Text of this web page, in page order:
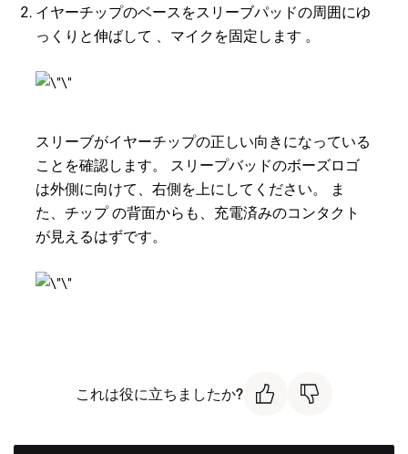
イヤーチップのベースをスリーブパッドの周囲にゆ
っくりと伸ばして 、マイクを固定します 。
スリーブがイヤーチップの正しい向きになっている
ことを確認します。 スリープバッドのボーズロゴ
は外側に向けて、右側を上にしてください。 ま
た、チップ の背面からも、充電済みのコンタクト
が見えるはずです。
これは役に立ちましたか?